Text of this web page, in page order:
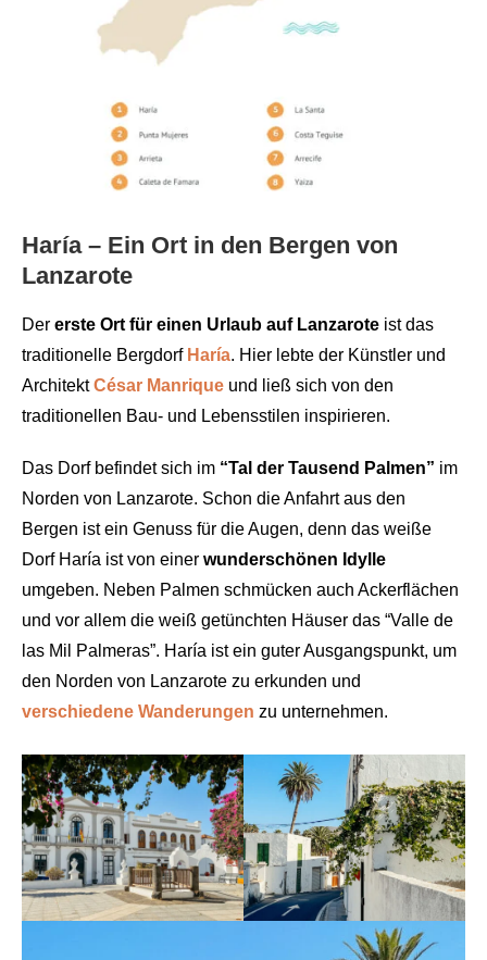
Haría – Ein Ort in den Bergen von
Lanzarote
Der erste Ort für einen Urlaub auf Lanzarote ist das
traditionelle Bergdorf Haría. Hier lebte der Künstler und
ArchitektCésar Manrique und ließ sich von den
traditionellen Bau- und Lebensstilen inspirieren.
Das Dorf befindet sich im “Tal der Tausend Palmen” im
Norden von Lanzarote. Schon die Anfahrt aus den
Bergen ist ein Genuss für die Augen, denn das weiße
Dorf Haría ist von einer wunderschönen Idylle
umgeben. Neben Palmen schmücken auch Ackerflächen
und vor allem die weiß getünchten Häuser das “Valle de
las Mil Palmeras”. Haría ist ein guter Ausgangspunkt, um
den Norden von Lanzarote zu erkunden und
verschiedene Wanderungen zu unternehmen.